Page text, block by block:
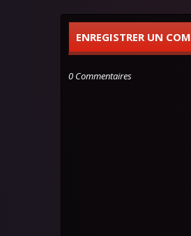
ENREGISTRER UN
0 Commentaires